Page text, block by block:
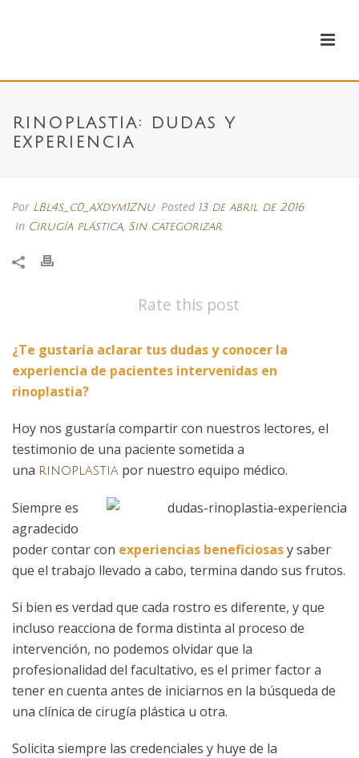
RINOPLASTIA: DUDAS Y
EXPERIENCIA
Por LBl4s_c0_aXdym1ZNu Posted 13 de abril de 2016
In Cirugía plástica, Sin categorizar
Rate this post
¿Te gustaría aclarar tus dudas y conocer la
experiencia de pacientes intervenidas en
rinoplastia?
Hoy nos gustaría compartir con nuestros lectores, el
testimonio de una paciente sometida a
una rinoplastia por nuestro equipo médico.
Siempre es
agradecido
poder contar con experiencias beneficiosasy saber
que el trabajo llevado a cabo, termina dando sus frutos.
Si bien es verdad que cada rostro es diferente, y que
incluso reacciona de forma distinta al proceso de
intervención, no podemos olvidar que la
profesionalidad del facultativo, es el primer factor a
tener en cuenta antes de iniciarnos en la búsqueda de
una clínica de cirugía plástica u otra.
Solicita siempre las credenciales y huye de la